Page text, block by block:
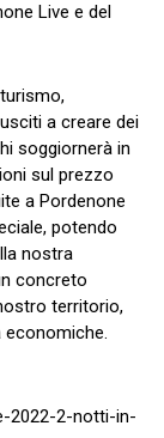
Live e del
a creare dei
soggiornerà in
sul prezzo
a Pordenone
potendo
nostra
concreto
territorio,
economiche.
2022-2-notti-in-